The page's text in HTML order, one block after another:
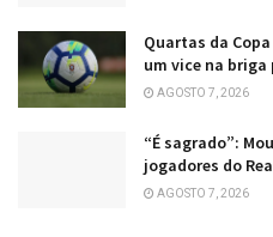
Quartas da
um vice na
AGOSTO 7, 2026
“É sagrado”:
jogadores do
AGOSTO 7, 2026